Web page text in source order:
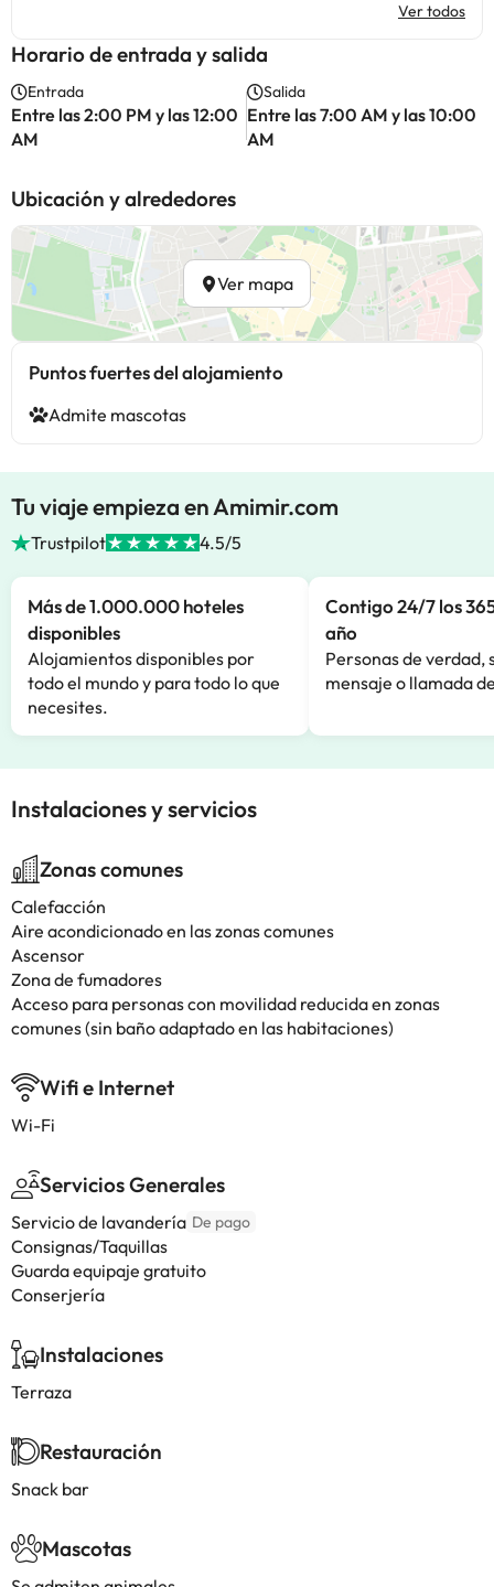
Ver todos
Horario de entrada y salida
Entrada
Entre las 2:00 PM y las 12:00
AM
Salida
Entre las 7:00 AM y las 10:00
AM
Ubicación y alrededores
Ver mapa
Puntos fuertes del alojamiento
Admite mascotas
Tu viaje empieza en Amimir.com
Trustpilot 4.5/5
Más de 1.000.000 hoteles
disponibles
Alojamientos disponibles por
todo el mundo y para todo lo que
necesites.
Contigo 24/7 los
año
Personas de verdad,
mensaje o llamada
Instalaciones y servicios
Zonas comunes
Calefacción
Aire acondicionado en las zonas comunes
Ascensor
Zona de fumadores
Acceso para personas con movilidad reducida en zonas
comunes (sin baño adaptado en las habitaciones)
Wifi e Internet
Wi-Fi
Servicios Generales
Servicio de lavandería De pago
Consignas/Taquillas
Guarda equipaje gratuito
Conserjería
Instalaciones
Terraza
Restauración
Snack bar
Mascotas